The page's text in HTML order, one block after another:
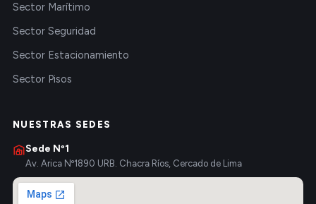
Sector Marítimo
Sector Seguridad
Sector Estacionamiento
Sector Pisos
NUESTRAS SEDES
Sede Nº1
Av. Arica Nº1890 URB. Chacra Ríos, Cercado de Lima